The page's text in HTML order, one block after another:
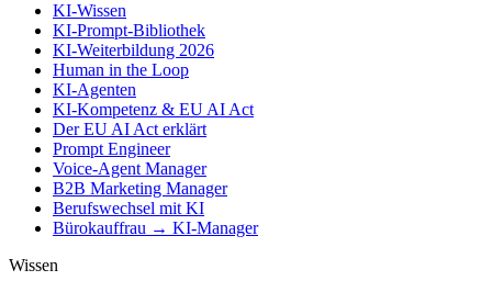
KI-Wissen
KI-Prompt-Bibliothek
KI-Weiterbildung 2026
Human in the Loop
KI-Agenten
KI-Kompetenz & EU AI Act
Der EU AI Act erklärt
Prompt Engineer
Voice-Agent Manager
B2B Marketing Manager
Berufswechsel mit KI
Bürokauffrau → KI-Manager
Wissen